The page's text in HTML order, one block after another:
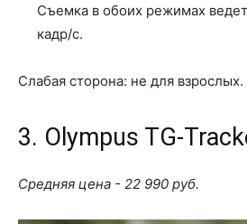
Съемка в обоих режимах
кадр/с.
Слабая сторона: не для взрослых.
3. Olympus TG-
Средняя цена - 22 990 руб.